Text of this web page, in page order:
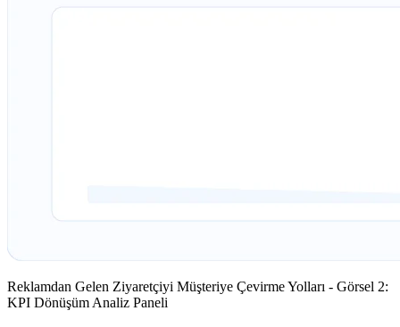
Reklamdan Gelen Ziyaretçiyi Müşteriye Çevirme Yolları - Görsel 2:
KPI Dönüşüm Analiz Paneli